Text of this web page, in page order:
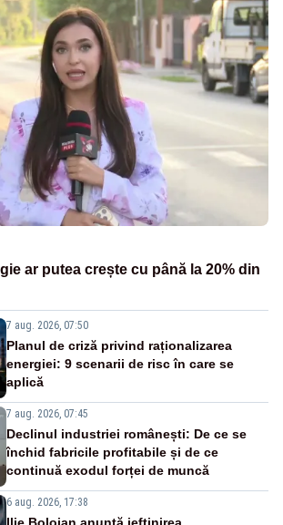
ar putea crește cu până la 20% din
7 aug. 2026, 07:50
Planul de criză privind raționalizarea
energiei: 9 scenarii de risc în care se
aplică
7 aug. 2026, 07:45
Declinul industriei românești: De ce se
închid fabricile profitabile și de ce
continuă exodul forței de muncă
6 aug. 2026, 17:38
Ilie Bolojan anunță ieftinirea